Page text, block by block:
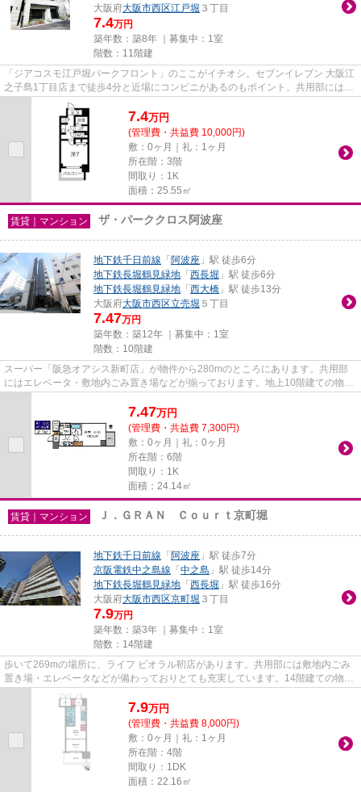
大阪府大阪市西区江戸堀 ３丁目
7.4万円
築年数：築8年 ｜募集中： 1室
階数：11階建
「ジアコスモ江戸堀パークフロント」のここがイチオシ。セブンイレブン 大阪江
之子島1丁目店まで徒歩4分と近場にコンビニがあるのもポイント。共用部にはエ
レベータ・敷地内ごみ置き場...
7.4万円
(管理費・共益費 10,000円)
敷：0ヶ月｜礼：1ヶ月
所在階：3階
間取り：1K
面積：25.55㎡
賃貸｜マンション ザ・パーククロス阿波座
地下鉄千日前線 「 阿波座 」駅 徒歩6分
地下鉄長堀鶴見緑地 「 西長堀 」駅 徒歩6分
地下鉄長堀鶴見緑地 「 西大橋 」駅 徒歩13分
大阪府大阪市西区立売堀 ５丁目
7.47万円
築年数：築12年 ｜募集中： 1室
階数：10階建
スーパー「阪急オアシス新町店」が物件から280mのところにあります。共用部
にはエレベータ・敷地内ごみ置き場などが揃っております。地上10階建ての物件
7.47万円
(管理費・共益費 7,300円)
敷：0ヶ月｜礼：0ヶ月
所在階：6階
間取り：1K
面積：24.14㎡
賃貸｜マンション Ｊ．ＧＲＡＮ Ｃｏｕｒｔ京町堀
地下鉄千日前線 「 阿波座 」駅 徒歩7分
京阪電鉄中之島線 「 中之島 」駅 徒歩14分
地下鉄長堀鶴見緑地 「 西長堀 」駅 徒歩16分
大阪府大阪市西区京町堀 ３丁目
7.9万円
築年数：築3年 ｜募集中： 1室
階数：14階建
歩いて269mの場所に、ライフ ビオラル靭店があります。共用部には敷地内ごみ
置き場・エレベータなどが備わっておりとても充実しています。14階建ての物件
です。徒歩7分に駅のある、ニ...
7.9万円
(管理費・共益費 8,000円)
敷：0ヶ月｜礼：1ヶ月
所在階：4階
間取り：1DK
面積：22.16㎡